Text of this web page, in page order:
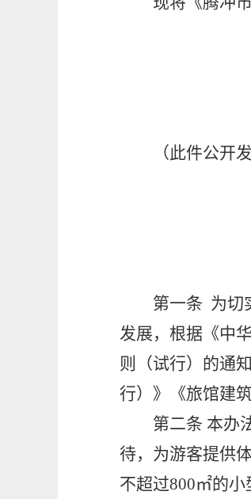
（此件公开
第一条 为切
发展，根据 《中
则（试行）的通
行）》
《旅馆建
第二条 本办
待， 为游客提供
不超过800㎡的小